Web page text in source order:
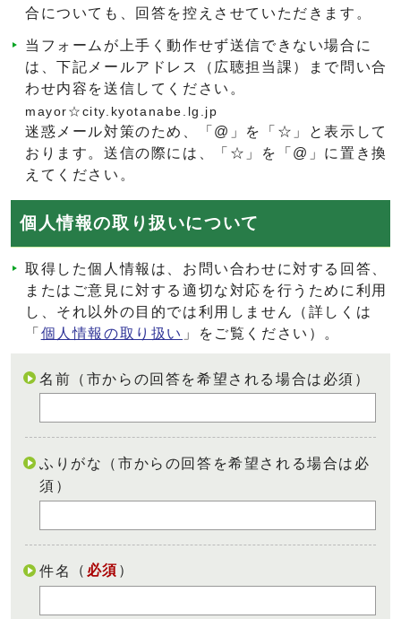
合についても、回答を控えさせていただきます。
当フォームが上手く動作せず送信できない場合に
は、下記メールアドレス（広聴担当課）まで問い合
わせ内容を送信してください。
mayor☆city.kyotanabe.lg.jp
迷惑メール対策のため、「@」を「☆」と表示して
おります。送信の際には、「☆」を「@」に置き換
えてください。
個人情報の取り扱いについて
取得した個人情報は、お問い合わせに対する回答、
またはご意見に対する適切な対応を行うために利用
し、それ以外の目的では利用しません（詳しくは
「 個人情報の取り扱い 」をご覧ください）。
名前（市からの回答を希望される場合は必須）
ふりがな（市からの回答を希望される場合は必
須）
件名 （ 必須 ）